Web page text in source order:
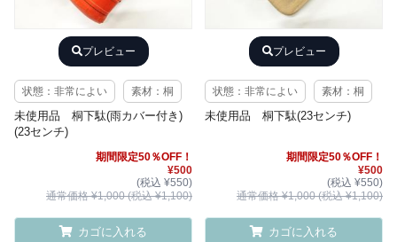
プレビュー
状態：非常によい 素材：桐
未使用品 桐下駄(雨カバー付き)
(23センチ)
期間限定50％OFF！
¥500
(税込 ¥550)
通常価格 ¥1,000 (税込 ¥1,100)
カゴに入れる
プレビュー
状態：非常によい 素材：桐
未使用品 桐下駄(23センチ)
期間限定50％OFF！
¥500
(税込 ¥550)
通常価格 ¥1,000 (税込 ¥1,100)
カゴに入れる